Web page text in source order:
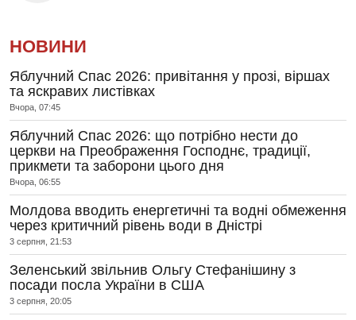
НОВИНИ
Яблучний Спас 2026: привітання у прозі, віршах
та яскравих листівках
Вчора, 07:45
Яблучний Спас 2026: що потрібно нести до
церкви на Преображення Господнє, традиції,
прикмети та заборони цього дня
Вчора, 06:55
Молдова вводить енергетичні та водні обмеження
через критичний рівень води в Дністрі
3 серпня, 21:53
Зеленський звільнив Ольгу Стефанішину з
посади посла України в США
3 серпня, 20:05